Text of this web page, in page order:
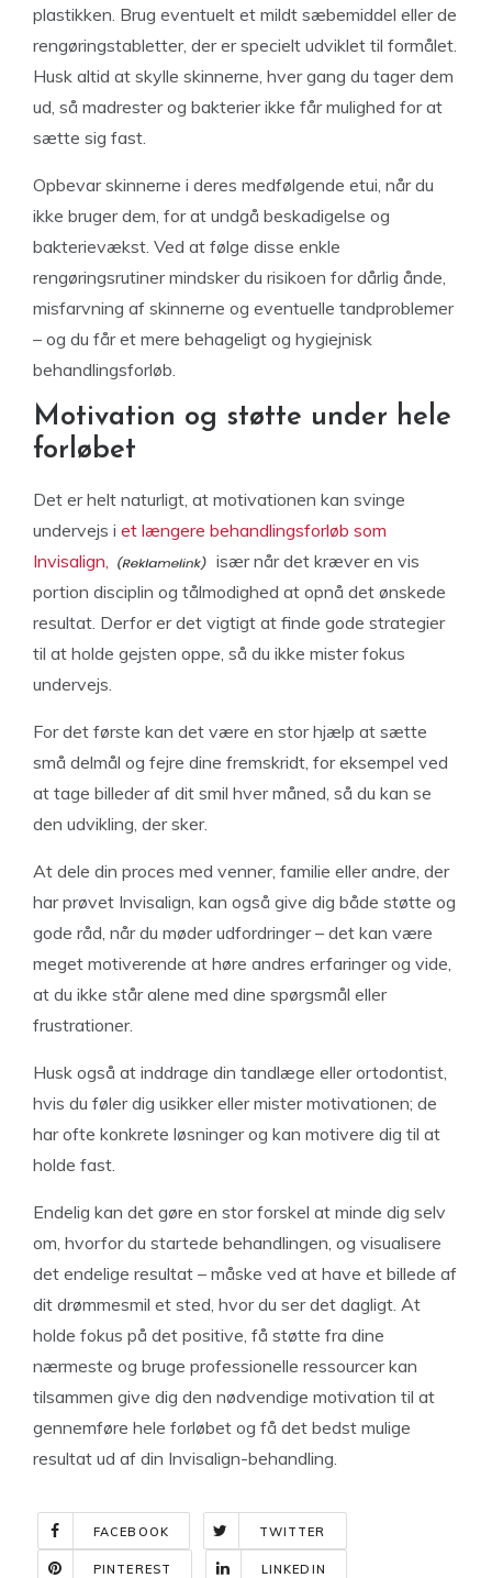
plastikken. Brug eventuelt et mildt sæbemiddel eller de
rengøringstabletter, der er specielt udviklet til formålet.
Husk altid at skylle skinnerne, hver gang du tager dem
ud, så madrester og bakterier ikke får mulighed for at
sætte sig fast.
Opbevar skinnerne i deres medfølgende etui, når du
ikke bruger dem, for at undgå beskadigelse og
bakterievækst. Ved at følge disse enkle
rengøringsrutiner mindsker du risikoen for dårlig ånde,
misfarvning af skinnerne og eventuelle tandproblemer
– og du får et mere behageligt og hygiejnisk
behandlingsforløb.
Motivation og støtte under hele
forløbet
Det er helt naturligt, at motivationen kan svinge
undervejs i et længere behandlingsforløb som
Invisalign,
især når det kræver en vis
portion disciplin og tålmodighed at opnå det ønskede
resultat. Derfor er det vigtigt at finde gode strategier
til at holde gejsten oppe, så du ikke mister fokus
undervejs.
For det første kan det være en stor hjælp at sætte
små delmål og fejre dine fremskridt, for eksempel ved
at tage billeder af dit smil hver måned, så du kan se
den udvikling, der sker.
At dele din proces med venner, familie eller andre, der
har prøvet Invisalign, kan også give dig både støtte og
gode råd, når du møder udfordringer – det kan være
meget motiverende at høre andres erfaringer og vide,
at du ikke står alene med dine spørgsmål eller
frustrationer.
Husk også at inddrage din tandlæge eller ortodontist,
hvis du føler dig usikker eller mister motivationen; de
har ofte konkrete løsninger og kan motivere dig til at
holde fast.
Endelig kan det gøre en stor forskel at minde dig selv
om, hvorfor du startede behandlingen, og visualisere
det endelige resultat – måske ved at have et billede af
dit drømmesmil et sted, hvor du ser det dagligt. At
holde fokus på det positive, få støtte fra dine
nærmeste og bruge professionelle ressourcer kan
tilsammen give dig den nødvendige motivation til at
gennemføre hele forløbet og få det bedst mulige
resultat ud af din Invisalign-behandling.
FACEBOOK TWITTER
PINTEREST LINKEDIN